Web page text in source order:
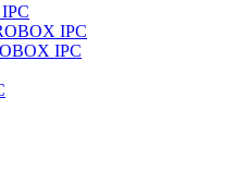
IPC
IPC